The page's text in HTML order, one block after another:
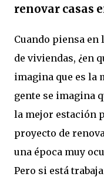
renovar casas
Cuando piensa
de viviendas, ¿en
imagina que es la
gente se imagina
la mejor estación
proyecto de
una época muy
Pero si está